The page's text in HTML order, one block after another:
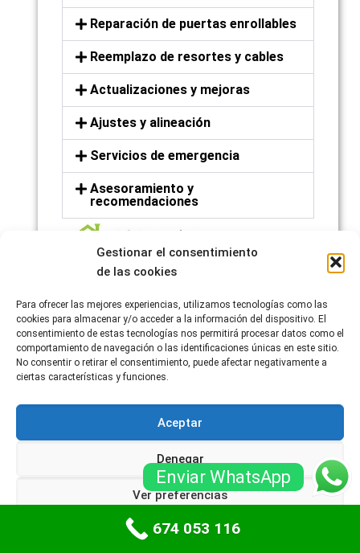
Gestionar el consentimiento
de las cookies
Para ofrecer las mejores experiencias, utilizamos tecnologías como las
cookies para almacenar y/o acceder a la información del dispositivo. El
consentimiento de estas tecnologías nos permitirá procesar datos como el
comportamiento de navegación o las identificaciones únicas en este sitio.
No consentir o retirar el consentimiento, puede afectar negativamente a
ciertas características y funciones.
Aceptar
Denegar
Ver preferencias
Política de cookiesPolíticas de privacidad
Reparación de puertas enrollables
Reemplazo de resortes y cables
Actualizaciones y mejoras
Ajustes y alineación
Servicios de emergencia
Asesoramiento y
recomendaciones
Recuerda que, debido a la complejidad de las
motorización asociados, es importante que los
Enviar WhatsApp
674 053 116